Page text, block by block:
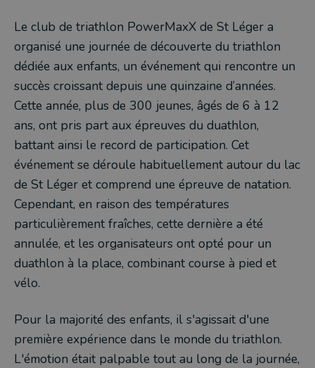
Le club de triathlon PowerMaxX de St Léger a
organisé une journée de découverte du triathlon
dédiée aux enfants, un événement qui rencontre un
succès croissant depuis une quinzaine d’années.
Cette année, plus de 300 jeunes, âgés de 6 à 12
ans, ont pris part aux épreuves du duathlon,
battant ainsi le record de participation. Cet
événement se déroule habituellement autour du lac
de St Léger et comprend une épreuve de natation.
Cependant, en raison des températures
particulièrement fraîches, cette dernière a été
annulée, et les organisateurs ont opté pour un
duathlon à la place, combinant course à pied et
vélo.
Pour la majorité des enfants, il s'agissait d'une
première expérience dans le monde du triathlon.
L'émotion était palpable tout au long de la journée,